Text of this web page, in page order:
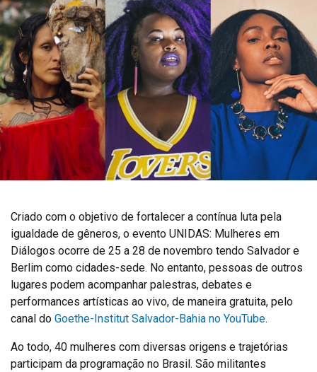
Criado com o objetivo de fortalecer a contínua luta pela
igualdade de gêneros, o evento UNIDAS: Mulheres em
Diálogos ocorre de 25 a 28 de novembro tendo Salvador e
Berlim como cidades-sede. No entanto, pessoas de outros
lugares podem acompanhar palestras, debates e
performances artísticas ao vivo, de maneira gratuita, pelo
canal do Goethe-Institut Salvador-Bahia no YouTube.
Ao todo, 40 mulheres com diversas origens e trajetórias
participam da programação no Brasil. São militantes